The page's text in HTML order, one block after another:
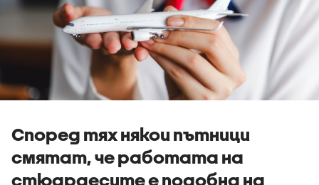
Според тях някои пътници
смятат, че работата на
стюардесите е подобна на